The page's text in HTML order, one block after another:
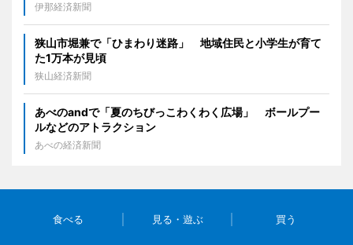
伊那経済新聞
狭山市堀兼で「ひまわり迷路」 地域住民と小学生が育て
た1万本が見頃
狭山経済新聞
あべのandで「夏のちびっこわくわく広場」 ボールプー
ルなどのアトラクション
あべの経済新聞
食べる 見る・遊ぶ 買う